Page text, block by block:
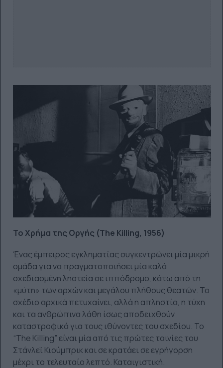
Το Χρήμα της Οργής (The Killing, 1956)
Ένας έμπειρος εγκληματίας συγκεντρώνει μία μικρή
ομάδα για να πραγματοποιήσει μία καλά
σχεδιασμένη ληστεία σε ιππόδρομο, κάτω από τη
«μύτη» των αρχών και μεγάλου πλήθους θεατών. Το
σχέδιο αρχικά πετυχαίνει, αλλά η απληστία, η τύχη
και τα ανθρώπινα λάθη ίσως αποδειχθούν
καταστροφικά για τους ιθύνοντες του σχεδίου. To
“The Killing” είναι μία από τις πρώτες ταινίες του
Στάνλεϊ Κιούμπρικ και σε κρατάει σε εγρήγορση
μέχρι το τελευταίο λεπτό. Καταιγιστική.